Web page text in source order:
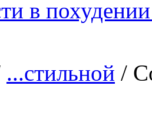
в
...стильной /